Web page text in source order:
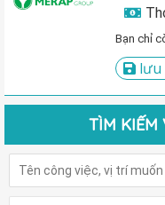
lưu
TÌM KIẾM